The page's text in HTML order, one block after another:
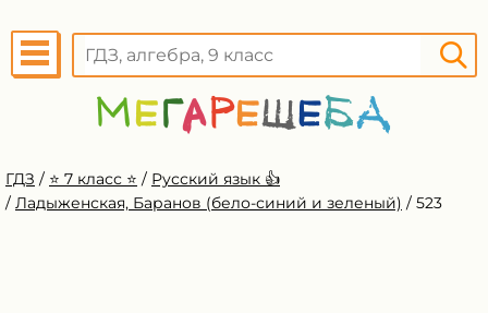
ГДЗ / ⭐️ 7 класс ⭐️ / Русский язык 👍
/ Ладыженская, Баранов (бело-синий и зеленый) / 523